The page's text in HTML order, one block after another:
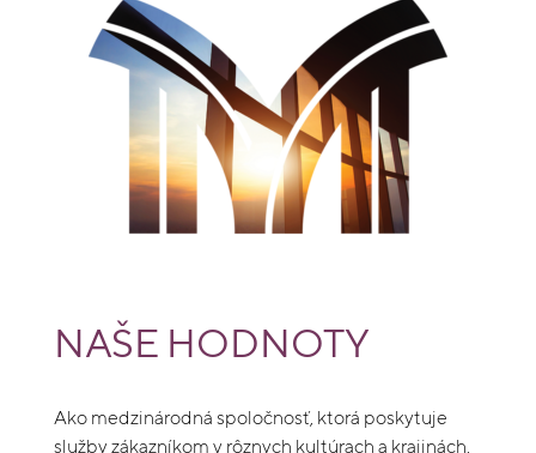
NAŠE HODNOTY
Ako medzinárodná spoločnosť, ktorá poskytuje
služby zákazníkom v rôznych kultúrach a krajinách,